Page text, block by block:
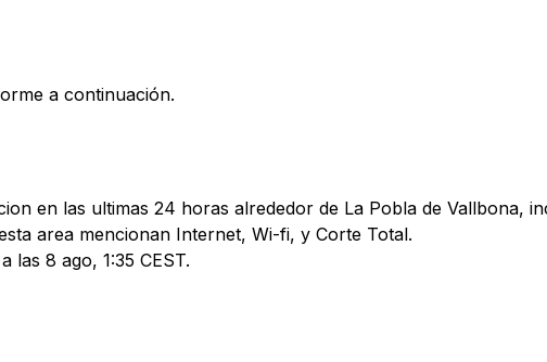
a continuación.
en las ultimas 24 horas alrededor de La Pobla de Vallbona,
area mencionan Internet, Wi-fi, y Corte Total.
las 8 ago, 1:35 CEST.